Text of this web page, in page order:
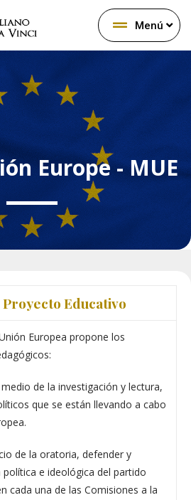
Menú
Europe - MUE
Educativo
Europea propone los
de la investigación y lectura,
que se están llevando a cabo
de la oratoria, defender y
e ideológica del partido
cada una de las Comisiones a la